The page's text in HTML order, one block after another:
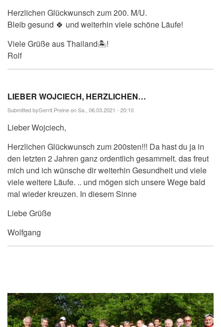
Herzlichen Glückwunsch zum 200. M/U.
Bleib gesund 🍀 und weiterhin viele schöne Läufe!
Viele Grüße aus Thailand🏝!
Rolf
LIEBER WOJCIECH, HERZLICHEN…
Submitted byGerrit.Preineon Sa., 06.03.2021 - 20:10
Lieber Wojciech,
Herzlichen Glückwunsch zum 200sten!!! Da hast du ja in
den letzten 2 Jahren ganz ordentlich gesammelt. das freut
mich und ich wünsche dir weiterhin Gesundheit und viele
viele weitere Läufe. .. und mögen sich unsere Wege bald
mal wieder kreuzen. In diesem Sinne
Liebe Grüße
Wolfgang